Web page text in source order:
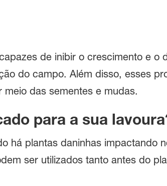
de inibir o crescimento e o
do campo. Além disso, esses
das sementes e mudas.
para a sua
há plantas daninhas impactando
ser utilizados tanto antes do